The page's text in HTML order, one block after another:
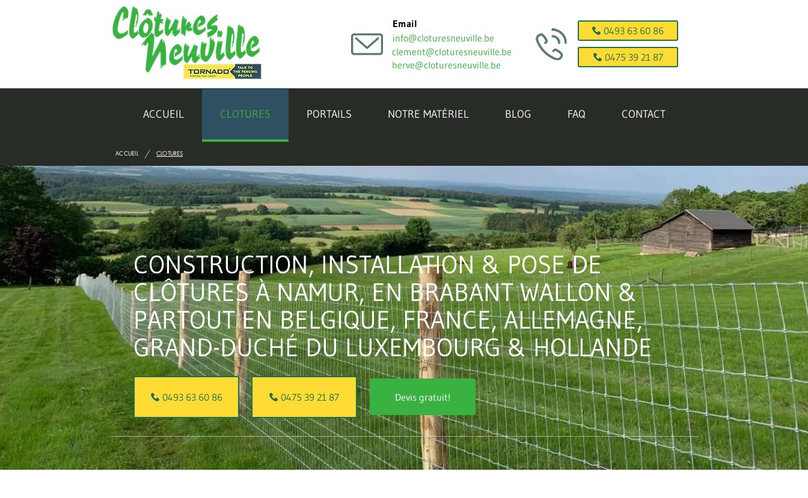
Email
info@cloturesneuville.be
clement@cloturesneuville.be
herve@cloturesneuville.be
0493 63 60 86
0475 39 21 87
ACCUEIL CLOTURES PORTAILS NOTRE MATÉRIEL BLOG FAQ CONTACT
ACCUEIL / CLOTURES
CONSTRUCTION, INSTALLATION & POSE DE
CLÔTURES À NAMUR, EN BRABANT WALLON &
PARTOUT EN BELGIQUE, FRANCE, ALLEMAGNE,
GRAND-DUCHÉ DU LUXEMBOURG & HOLLANDE
0493 63 60 86 Devis gratuit!
0475 39 21 87